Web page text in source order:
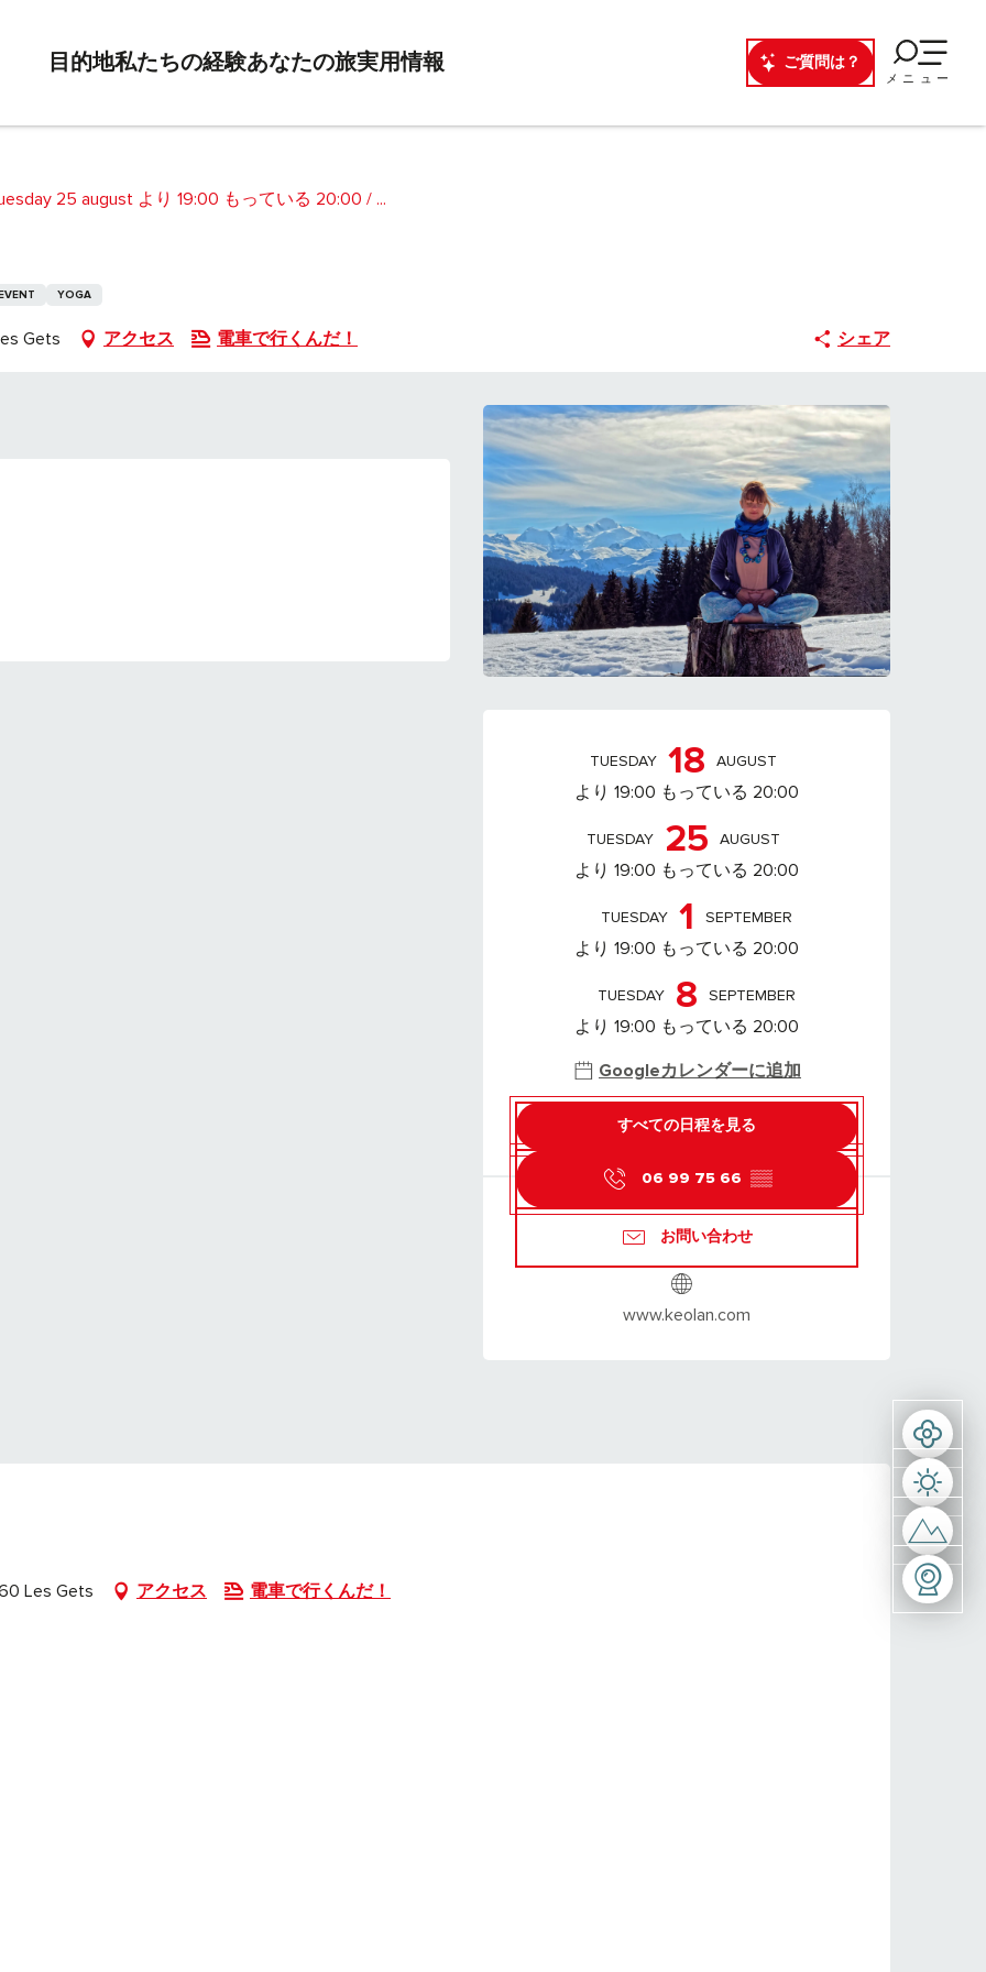
ご質問は？
メニュー
目的地私たちの経験あなたの旅実用情報
25 august より 19:00 もっている 20:00 / ...
YOGA
Gets アクセス 電車で行くんだ！ シェア
営業時間と連絡先
TUESDAY 18 AUGUST
より 19:00 もっている 20:00
TUESDAY 25 AUGUST
より 19:00 もっている 20:00
TUESDAY 1 SEPTEMBER
より 19:00 もっている 20:00
TUESDAY 8 SEPTEMBER
より 19:00 もっている 20:00
Googleカレンダーに追加
すべての日程を見る
06 99 75 66 ▒▒
お問い合わせ
www.keolan.com
Les Gets アクセス 電車で行くんだ！